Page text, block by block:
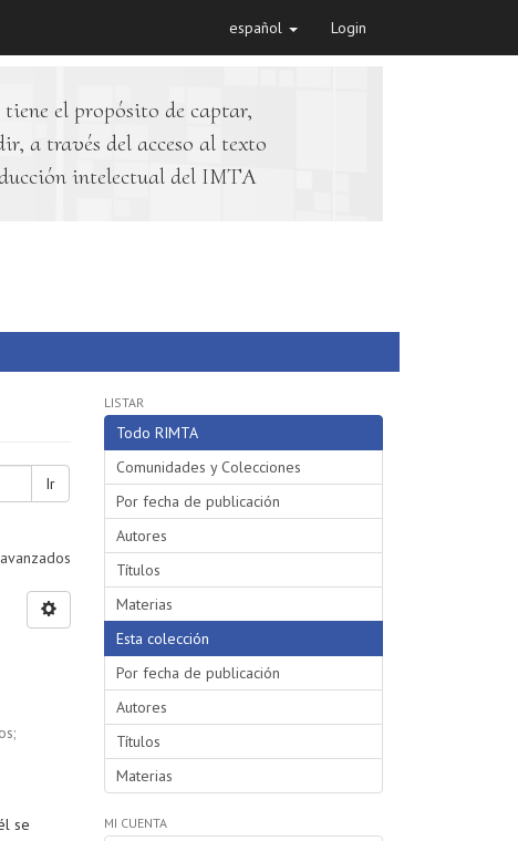
español Login
el propósito de captar,
a través del acceso al texto
intelectual del IMTA
Ir
;
se
LISTAR
Todo RIMTA
Comunidades y Colecciones
Por fecha de publicación
Autores
Títulos
Materias
Esta colección
Por fecha de publicación
Autores
Títulos
Materias
MI CUENTA